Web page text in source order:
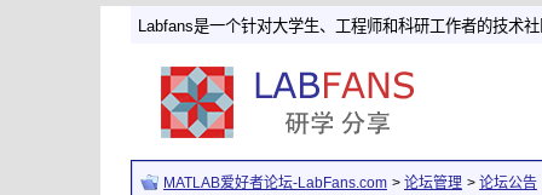
Labfans是一个针对大学生、工程师和科研工作者的技术社
MATLAB爱好者论坛-LabFans.com > 论坛管理 > 论坛公告